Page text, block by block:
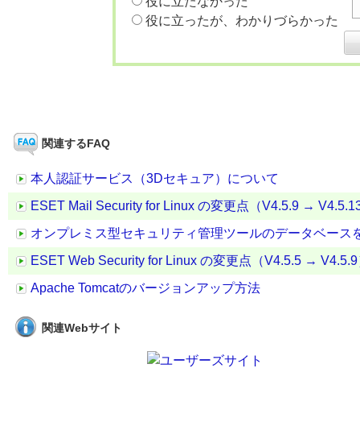
役に立ったが、わかりづらかった
関連するFAQ
本人認証サービス（3Dセキュア）について
ESET Mail Security for Linux の変更点（V4.5.9 →
オンプレミス型セキュリティ管理ツールのデータベー
ESET Web Security for Linux の変更点（V4.5.5 → V4.5.9
Apache Tomcatのバージョンアップ方法
関連Webサイト